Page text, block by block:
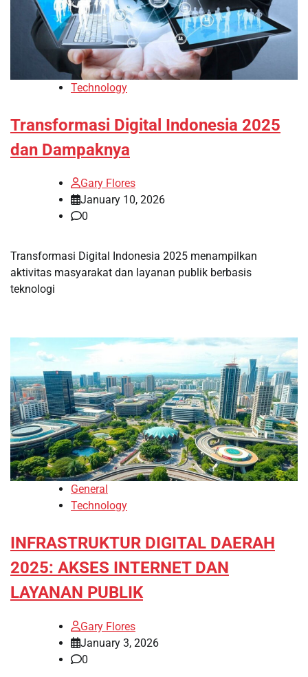
Technology
Transformasi Digital Indonesia 2025
dan Dampaknya
Gary Flores
January 10, 2026
0
Transformasi Digital Indonesia 2025 menampilkan
aktivitas masyarakat dan layanan publik berbasis
teknologi
General
Technology
INFRASTRUKTUR DIGITAL DAERAH
2025: AKSES INTERNET DAN
LAYANAN PUBLIK
Gary Flores
January 3, 2026
0